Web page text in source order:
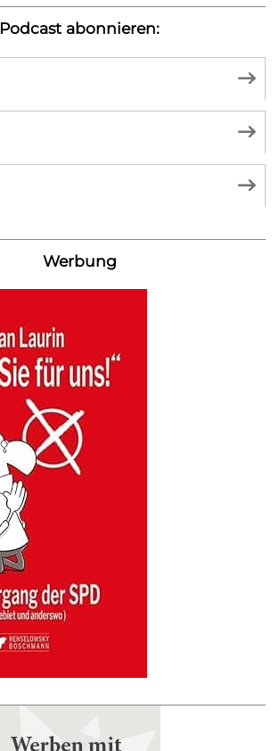
Podcast abonnieren:
Werbung